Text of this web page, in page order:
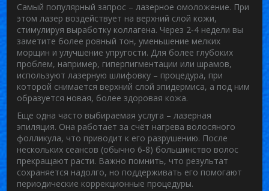
Самый популярный запрос – лазерное омоложение. При
этом лазер воздействует на верхний слой кожи,
стимулируя выработку коллагена. Через 2‑4 недели вы
заметите более ровный тон, уменьшение мелких
морщин и улучшение упругости. Для более глубоких
проблем, например, гиперпигментации или шрамов,
используют лазерную шлифовку – процедура, при
которой снимается верхний слой эпидермиса, а под ним
образуется новая, более здоровая кожа.
Еще одна часто выбираемая услуга – лазерная
эпиляция. Она работает за счёт нагрева волосяного
фолликула, что приводит к его разрушению. После
нескольких сеансов (обычно 6‑8) большинство волос
прекращают расти. Важно помнить, что результат
сохраняется надолго, но поддерживать его помогают
периодические коррекционные процедуры.